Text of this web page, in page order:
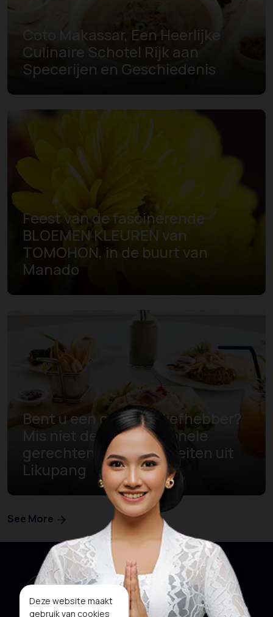
Deze website maakt
gebruik van cookies
Coto Makassar, Een Heerlijke
Culinaire Schotel Rijk aan
Specerijen en Geschiedenis
Feest van de fascinerende
BLOEMEN KLEUREN van
TOMOHON, in de buurt van
Manado
Bent u een culinaire liefhebber?
Mis niet deze 7 traditionele
gerechten en specialiteiten uit
Likupang
See More